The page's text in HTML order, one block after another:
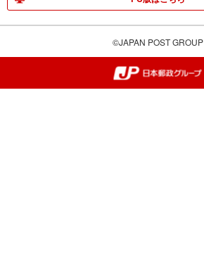
©JAPAN POST GROUP